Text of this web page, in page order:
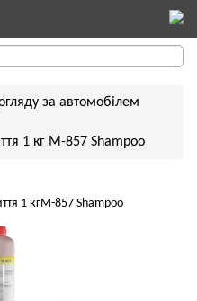
за автомобілем
1 кг M-857 Shampoo
1 кгM-857 Shampoo